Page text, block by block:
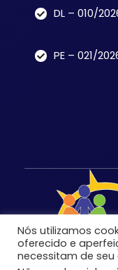
DL – 010/
PE – 021/
Nós utilizamos
oferecido e
necessitam de